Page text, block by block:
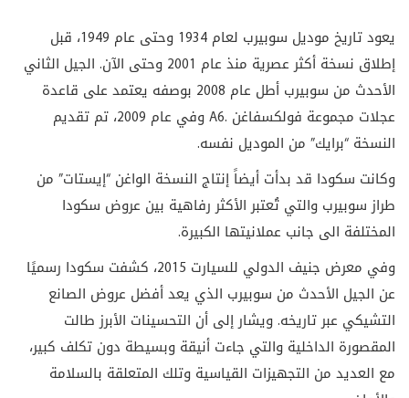
يعود تاريخ موديل سوبيرب لعام 1934 وحتى عام 1949، قبل
إطلاق نسخة أكثر عصرية منذ عام 2001 وحتى الآن. الجيل الثاني
الأحدث من سوبيرب أطل عام 2008 بوصفه يعتمد على قاعدة
عجلات مجموعة فولكسفاغن A6.
وفي عام 2009، تم تقديم
النسخة “برايك” من الموديل نفسه.
وكانت سكودا قد بدأت أيضاً إنتاج النسخة الواغن “إيستات” من
طراز سوبيرب والتي تُعتبر الأكثر رفاهية بين عروض سكودا
المختلفة الى جانب عملانيتها الكبيرة.
وفي معرض جنيف الدولي للسيارت 2015، كشفت سكودا رسميًا
عن الجيل الأحدث من سوبيرب الذي يعد أفضل عروض الصانع
التشيكي عبر تاريخه. ويشار إلى أن التحسينات الأبرز طالت
المقصورة الداخلية والتي جاءت أنيقة وبسيطة دون تكلف كبير،
مع العديد من التجهيزات القياسية وتلك المتعلقة بالسلامة